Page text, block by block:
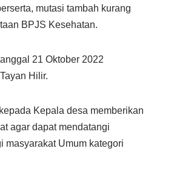
mutasi tambah kurang
BPJS Kesehatan.
21 Oktober 2022
Hilir.
Kepala desa memberikan
agar dapat mendatangi
masyarakat Umum kategori